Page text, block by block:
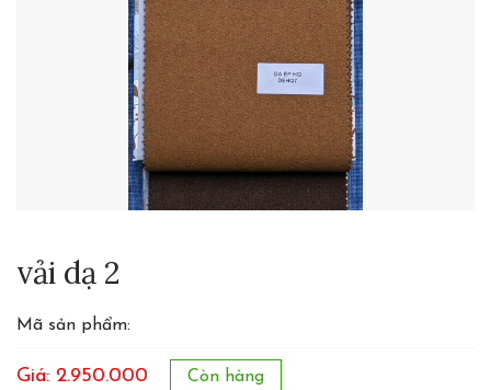
vải dạ 2
Mã sản phẩm:
Giá: 2.950.000 Còn hàng